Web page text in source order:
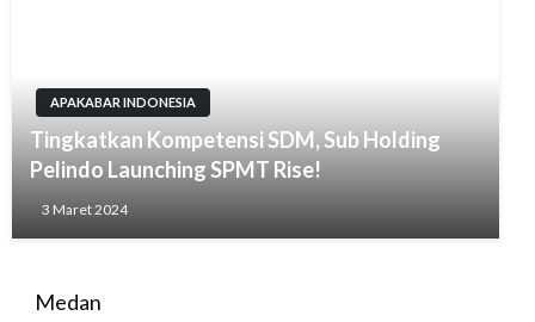
APAKABAR INDONESIA
Tingkatkan Kompetensi SDM, Sub Holding
Pelindo Launching SPMT Rise!
3 Maret 2024
Medan